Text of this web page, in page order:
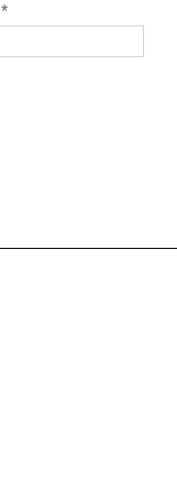
*Erforderlich